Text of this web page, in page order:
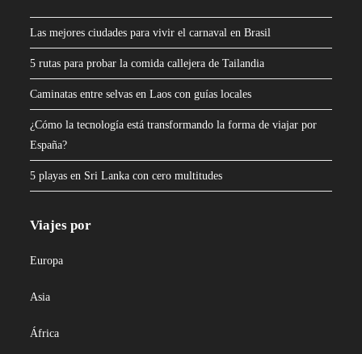
Las mejores ciudades para vivir el carnaval en Brasil
5 rutas para probar la comida callejera de Tailandia
Caminatas entre selvas en Laos con guías locales
¿Cómo la tecnología está transformando la forma de viajar por
España?
5 playas en Sri Lanka con cero multitudes
Viajes por
Europa
Asia
África